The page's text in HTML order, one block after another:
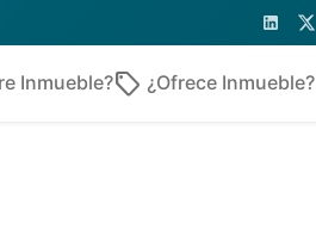
Inmueble?sell ¿Ofrece Inmueble?